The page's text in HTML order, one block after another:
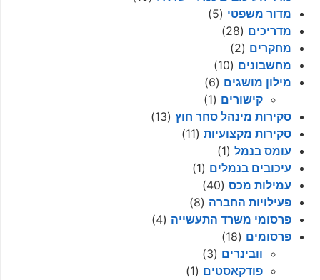
מדור משפטי (5)
מדריכים (28)
מחקרים (2)
מחשבונים (10)
מילון מושגים (6)
קישורים (1)
סקירות מינהל סחר חוץ (13)
סקירות מקצועיות (11)
עומס בנמל (1)
עיכובים בנמלים (1)
עמילות מכס (40)
פעילויות החברה (8)
פרסומי משרד התעשייה (4)
פרסומים (18)
וובינרים (3)
פודקאסטים (1)